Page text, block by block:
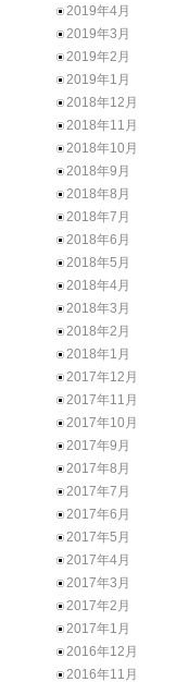
2019年4月
2019年3月
2019年2月
2019年1月
2018年12月
2018年11月
2018年10月
2018年9月
2018年8月
2018年7月
2018年6月
2018年5月
2018年4月
2018年3月
2018年2月
2018年1月
2017年12月
2017年11月
2017年10月
2017年9月
2017年8月
2017年7月
2017年6月
2017年5月
2017年4月
2017年3月
2017年2月
2017年1月
2016年12月
2016年11月